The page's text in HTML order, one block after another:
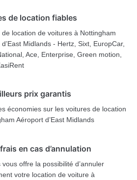
de location fiables
de location de voitures à Nottingham
Midlands - Hertz, Sixt, EuropCar,
Ace, Enterprise, Green motion,
prix garantis
économies sur les voitures de location
Aéroport d’East Midlands
en cas d’annulation
vous offre la possibilité d’annuler
votre location de voiture à